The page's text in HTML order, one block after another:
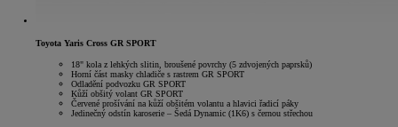
Toyota Yaris Cross GR SPORT
18" kola z lehkých slitin, broušené povrchy (5 zdvojených paprsků)
Horní část masky chladiče s rastrem GR SPORT
Odladění podvozku GR SPORT
Kůží obšitý volant GR SPORT
Červené prošívání na kůží obšitém volantu a hlavici řadicí páky
Jedinečný odstín karoserie – Šedá Dynamic (1K6) s černou střechou